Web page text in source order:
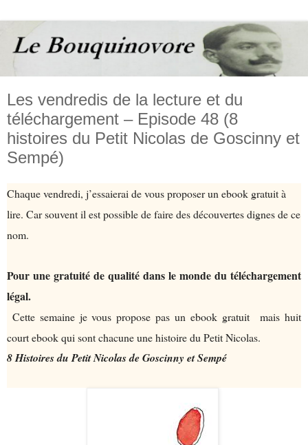
Les vendredis de la lecture et du
téléchargement – Episode 48 (8
histoires du Petit Nicolas de Goscinny et
Sempé)
Chaque vendredi, j’essaierai de vous proposer un ebook gratuit à
lire. Car souvent il est possible de faire des découvertes dignes de ce
nom.
Pour une gratuité de qualité dans le monde du téléchargement
légal.
Cette semaine je vous propose pas un ebook gratuit mais huit
court ebook qui sont chacune une histoire du Petit Nicolas.
8 Histoires du Petit Nicolas de Goscinny et Sempé